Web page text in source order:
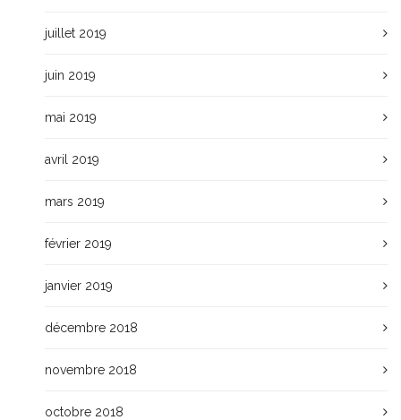
juillet 2019
juin 2019
mai 2019
avril 2019
mars 2019
février 2019
janvier 2019
décembre 2018
novembre 2018
octobre 2018